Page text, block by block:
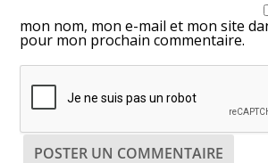
mon nom, mon e-mail et mon site
pour mon prochain commentaire.